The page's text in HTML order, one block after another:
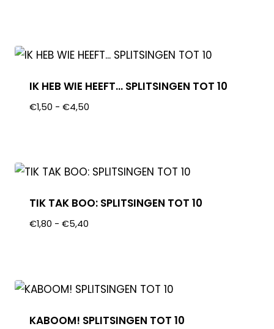
IK HEB WIE HEEFT… SPLITSINGEN TOT 10
€1,50 - €4,50
TIK TAK BOO: SPLITSINGEN TOT 10
€1,80 - €5,40
KABOOM! SPLITSINGEN TOT 10